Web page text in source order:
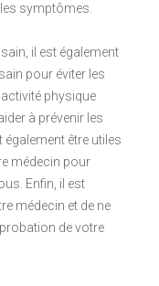
symptômes.
il est également
pour éviter les
physique
à prévenir les
être utiles
médecin pour
Enfin, il est
médecin et de ne
de votre